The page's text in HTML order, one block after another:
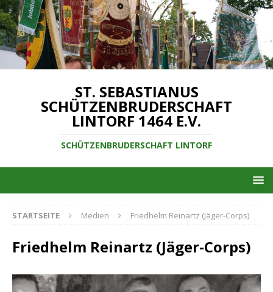
ST. SEBASTIANUS
SCHÜTZENBRUDERSCHAFT
LINTORF 1464 E.V.
SCHÜTZENBRUDERSCHAFT LINTORF
STARTSEITE Medien Friedhelm Reinartz (Jäger-Corps)
Friedhelm Reinartz (Jäger-Corps)